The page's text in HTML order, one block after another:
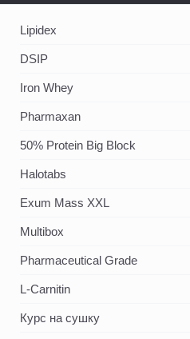
Lipidex
DSIP
Iron Whey
Pharmaxan
50% Protein Big Block
Halotabs
Exum Mass XXL
Multibox
Pharmaceutical Grade
L-Carnitin
Курс на сушку